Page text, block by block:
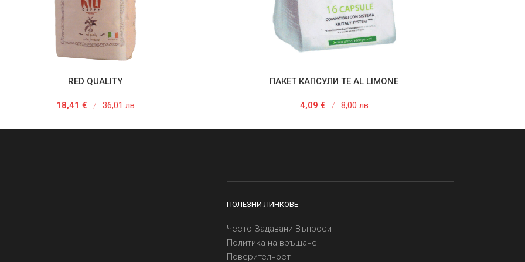
В КОЛИЧКАТАRED QUALITY
18,41 € / 36,01 лв
ДОБАВЯНЕ В КОЛИЧКАТА
ПАКЕТ КАПСУЛИ TE AL LIMONE
4,09 € / 8,00 лв
ПОЛЕЗНИ ЛИНКОВЕ
Често Задавани Въпроси
Политика на връщане
Поверителност